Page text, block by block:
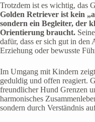
Trotzdem ist es wichtig, das
Golden Retriever ist kein
sondern ein Begleiter, der
Orientierung braucht.
dafür, dass er sich gut in den
Erziehung oder bewusste
Im Umgang mit Kindern
geduldig und offen reagiert.
freundlicher Hund Grenzen
harmonisches
sondern durch Verständnis